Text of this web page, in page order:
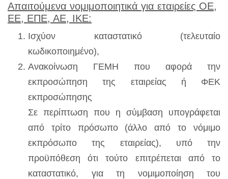
Απαιτούμενα νομιμοποιητικά για εταιρείες ΟΕ,
ΕΕ, ΕΠΕ, ΑΕ, ΙΚΕ:
Ισχύον καταστατικό (τελευταίο
κωδικοποιημένο),
Ανακοίνωση ΓΕΜΗ που αφορά την
εκπροσώπηση της εταιρείας ή ΦΕΚ
εκπροσώπησης
Σε περίπτωση που η σύμβαση υπογράφεται
από τρίτο πρόσωπο (άλλο από το νόμιμο
εκπρόσωπο της εταιρείας), υπό την
προϋπόθεση ότι τούτο επιτρέπεται από το
καταστατικό, για τη νομιμοποίηση του